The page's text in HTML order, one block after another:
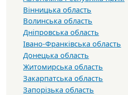
Вінницька область
Волинська область
Дніпровська область
Івано-Франківська область
Донецька область
Житомирська область
Закарпатська область
Запорізька область